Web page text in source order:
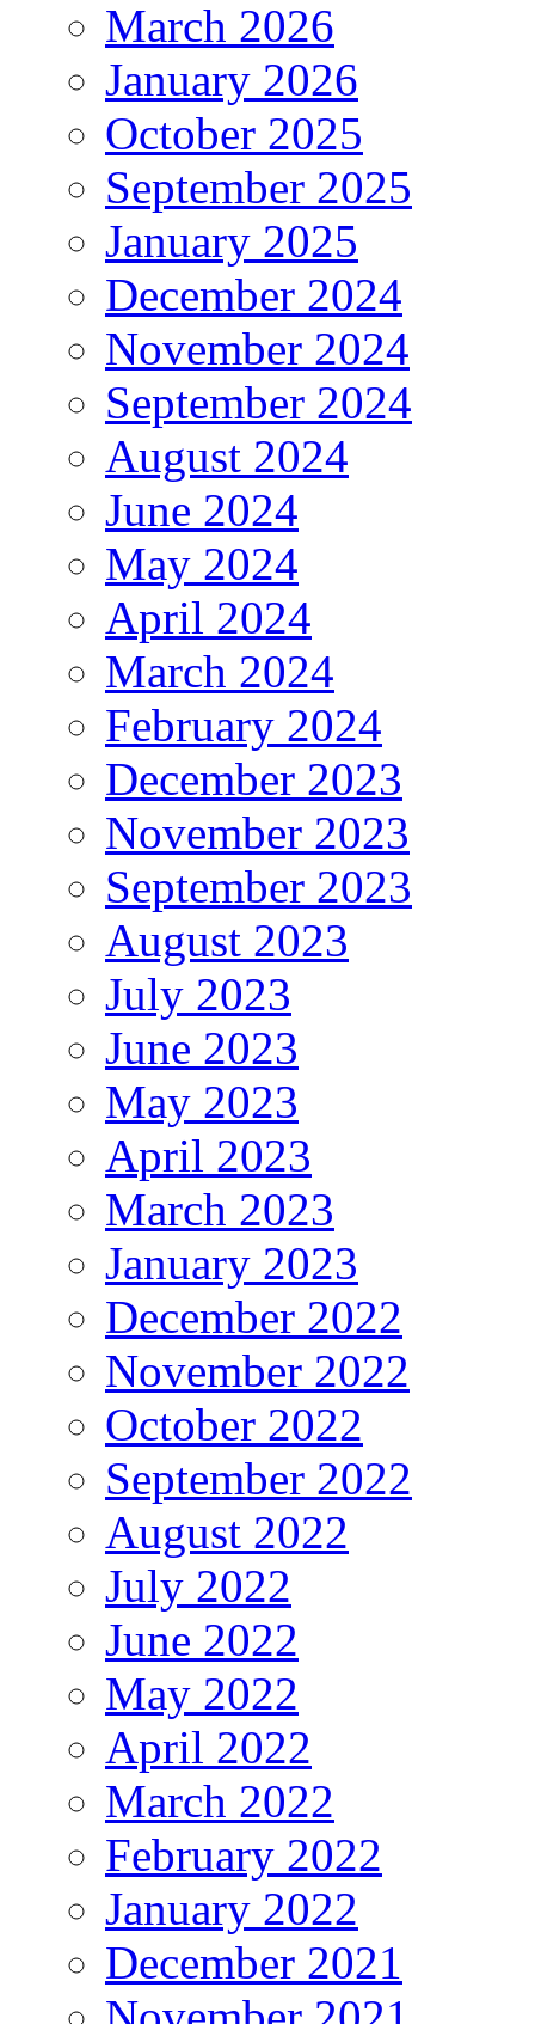
March 2026
January 2026
October 2025
September 2025
January 2025
December 2024
November 2024
September 2024
August 2024
June 2024
May 2024
April 2024
March 2024
February 2024
December 2023
November 2023
September 2023
August 2023
July 2023
June 2023
May 2023
April 2023
March 2023
January 2023
December 2022
November 2022
October 2022
September 2022
August 2022
July 2022
June 2022
May 2022
April 2022
March 2022
February 2022
January 2022
December 2021